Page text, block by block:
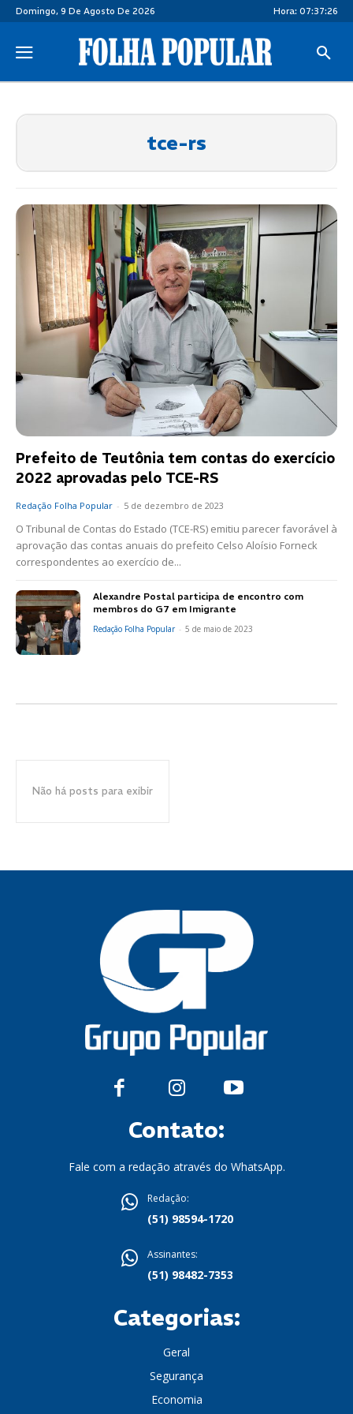
Domingo, 9 De Agosto De 2026 Hora: 07:37:27
tce-rs
Prefeito de Teutônia tem contas do exercício
2022 aprovadas pelo TCE-RS
Redação Folha Popular - 5 de dezembro de 2023
O Tribunal de Contas do Estado (TCE-RS) emitiu parecer favorável à
aprovação das contas anuais do prefeito Celso Aloísio Forneck
correspondentes ao exercício de...
Alexandre Postal participa de encontro com
membros do G7 em Imigrante
Redação Folha Popular - 5 de maio de 2023
Não há posts para exibir
Contato:
Fale com a redação através do WhatsApp.
Redação:
(51) 98594-1720
Assinantes:
(51) 98482-7353
Categorias:
Geral
Segurança
Economia